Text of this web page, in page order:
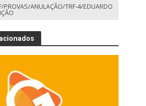
PROVAS/ANULAÇÃO/TRF-4/EDUARDO